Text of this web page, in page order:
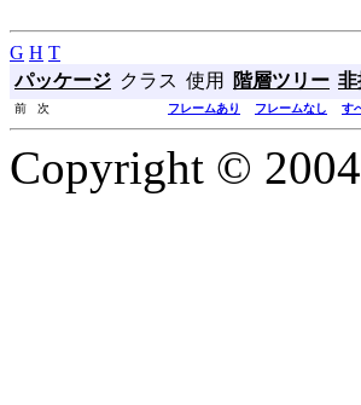
G H T
パッケージ クラス 使用 階層ツリー 非
前 次 フレームあり フレームなし す
Copyright ©